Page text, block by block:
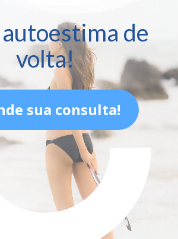
de
volta!
sua consulta!